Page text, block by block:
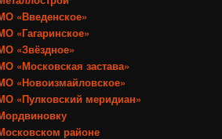
«Введенское»
«Гагаринское»
«Звёздное»
«Московская застава»
«Новоизмайловское»
«Пулковский меридиан»
районе